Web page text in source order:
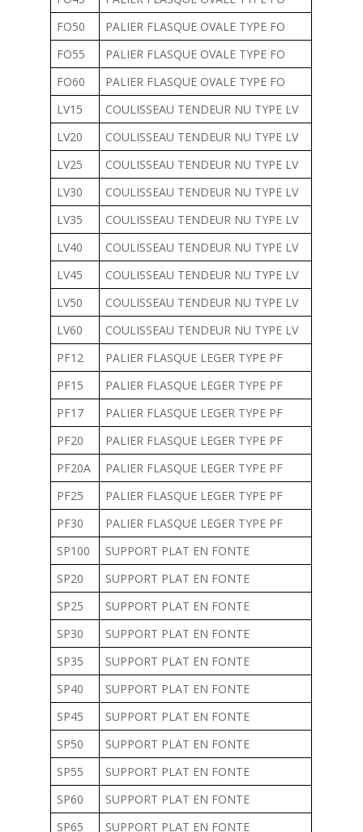
FO50
PALIER FLASQUE OVALE TYPE FO
FO55
PALIER FLASQUE OVALE TYPE FO
FO60
PALIER FLASQUE OVALE TYPE FO
LV15
COULISSEAU TENDEUR NU TYPE LV
LV20
COULISSEAU TENDEUR NU TYPE LV
LV25
COULISSEAU TENDEUR NU TYPE LV
LV30
COULISSEAU TENDEUR NU TYPE LV
LV35
COULISSEAU TENDEUR NU TYPE LV
LV40
COULISSEAU TENDEUR NU TYPE LV
LV45
COULISSEAU TENDEUR NU TYPE LV
LV50
COULISSEAU TENDEUR NU TYPE LV
LV60
COULISSEAU TENDEUR NU TYPE LV
PF12
PALIER FLASQUE LEGER TYPE PF
PF15
PALIER FLASQUE LEGER TYPE PF
PF17
PALIER FLASQUE LEGER TYPE PF
PF20
PALIER FLASQUE LEGER TYPE PF
PF20A
PALIER FLASQUE LEGER TYPE PF
PF25
PALIER FLASQUE LEGER TYPE PF
PF30
PALIER FLASQUE LEGER TYPE PF
SP100
SUPPORT PLAT EN FONTE
SP20
SUPPORT PLAT EN FONTE
SP25
SUPPORT PLAT EN FONTE
SP30
SUPPORT PLAT EN FONTE
SP35
SUPPORT PLAT EN FONTE
SP40
SUPPORT PLAT EN FONTE
SP45
SUPPORT PLAT EN FONTE
SP50
SUPPORT PLAT EN FONTE
SP55
SUPPORT PLAT EN FONTE
SP60
SUPPORT PLAT EN FONTE
SP65
SUPPORT PLAT EN FONTE